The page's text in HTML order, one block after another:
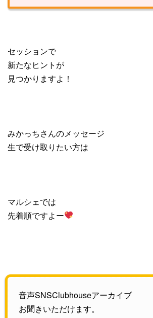
セッションで
新たなヒントが
見つかりますよ！
みかっちさんのメッセージ
生で受け取りたい方は
マルシェでは
先着順ですよー
音声SNSClubhouseアーカイブ
お聞きいただけます。